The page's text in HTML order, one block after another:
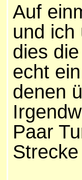
Auf
und ich
dies
echt
denen
Paar